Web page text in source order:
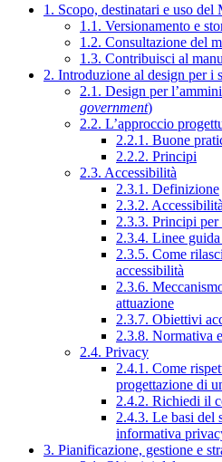
1. Scopo, destinatari e uso
1.1. Versionamento e
1.2. Consultazione del
1.3. Contribuisci al
2. Introduzione al design per i
2.1. Design per
government)
2.2. L’approccio
2.2.1. Buone
2.2.2. Principi
2.3. Accessibilità
2.3.1. Definizione
2.3.2.
2.3.3. Principi per
2.3.4. Linee
2.3.5. Come
accessibilità
2.3.6.
attuazione
2.3.7. Obiettivi
2.3.8. Normativa
2.4. Privacy
2.4.1. Come
progettazione di
2.4.2. Richiedi il
2.4.3. Le basi del
informativa
3. Pianificazione, gestione e